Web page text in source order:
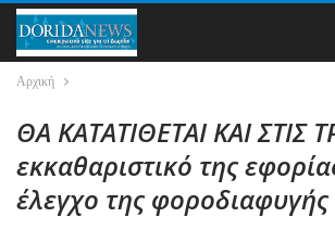
Αρχική
ΘΑ ΚΑΤΑΤΙΘΕΤΑΙ ΚΑΙ ΣΤΙΣ
εκκαθαριστικό της
έλεγχο της φοροδιαφυγής